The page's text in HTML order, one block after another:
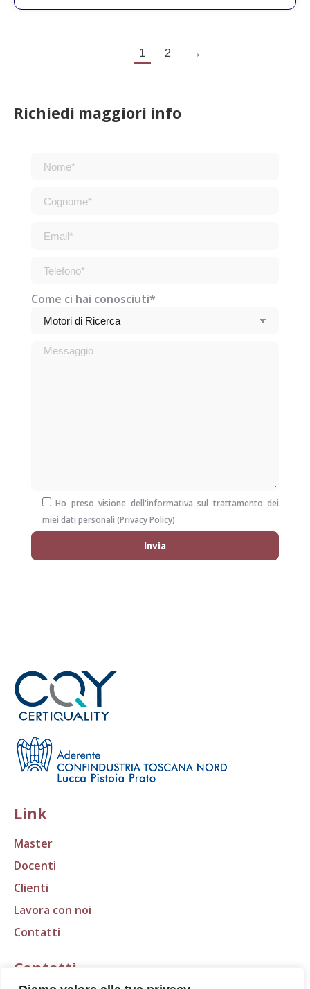
1 2 →
Richiedi maggiori info
Come ci hai conosciuti*
Ho preso visione dell'informativa sul trattamento dei
miei dati personali (Privacy Policy)
Link
Master
Docenti
Clienti
Lavora con noi
Contatti
Contatti